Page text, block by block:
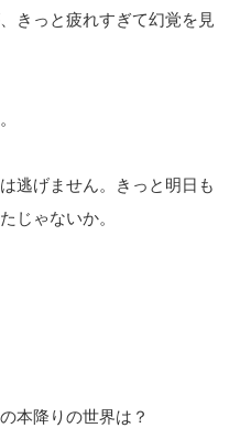
きっと疲れすぎて幻覚を見
逃げません。きっと明日も
じゃないか。
本降りの世界は？